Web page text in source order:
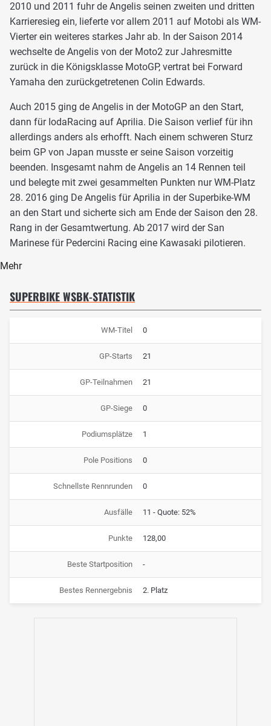
2010 und 2011 fuhr de Angelis seinen zweiten und dritten
Karrieresieg ein, lieferte vor allem 2011 auf Motobi als WM-
Vierter ein weiteres starkes Jahr ab. In der Saison 2014
wechselte de Angelis von der Moto2 zur Jahresmitte
zurück in die Königsklasse MotoGP, vertrat bei Forward
Yamaha den zurückgetretenen Colin Edwards.
Auch 2015 ging de Angelis in der MotoGP an den Start,
dann für IodaRacing auf Aprilia. Die Saison verlief für ihn
allerdings anders als erhofft. Nach einem schweren Sturz
beim GP von Japan musste er seine Saison vorzeitig
beenden. Insgesamt nahm de Angelis an 14 Rennen teil
und belegte mit zwei gesammelten Punkten nur WM-Platz
28. 2016 ging De Angelis für Aprilia in der Superbike-WM
an den Start und sicherte sich am Ende der Saison den 28.
Rang in der Gesamtwertung. Ab 2017 wird der San
Marinese für Pedercini Racing eine Kawasaki pilotieren.
Mehr
SUPERBIKE WSBK-STATISTIK
WM-Titel 0
GP-Starts 21
GP-Teilnahmen 21
GP-Siege 0
Podiumsplätze 1
Pole Positions 0
Schnellste Rennrunden 0
Ausfälle 11 - Quote: 52%
Punkte 128,00
Beste Startposition -
Bestes Rennergebnis 2. Platz